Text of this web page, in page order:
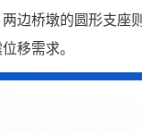
边桥墩的圆形支座
移需求。